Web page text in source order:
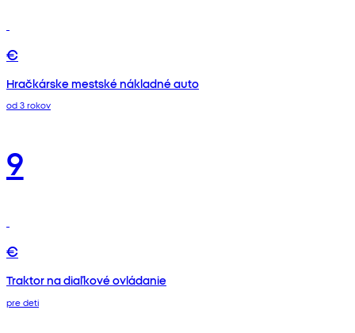
€
Hračkárske mestské nákladné auto
od 3 rokov
9
€
Traktor na diaľkové ovládanie
pre deti